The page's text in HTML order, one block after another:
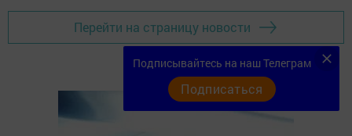
Перейти на страницу новости
Подписывайтесь на наш Телеграм
Подписаться